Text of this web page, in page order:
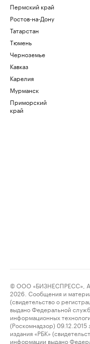
Пермский край
Ростов-на-Дону
Татарстан
Тюмень
Черноземье
Кавказ
Карелия
Мурманск
Приморский
край
© ООО «БИЗНЕСПРЕСС»,
2026. Сообщения и
(свидетельство о
выдано Федеральной
информационных
(Роскомнадзор)
издания «РБК»
информации выдано